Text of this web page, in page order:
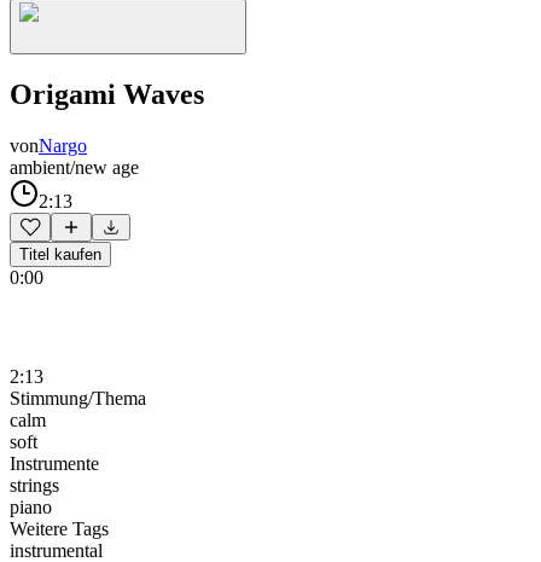
Origami Waves
vonNargo
ambient/new age
2:13
Titel kaufen
0:00
2:13
Stimmung/Thema
calm
soft
Instrumente
strings
piano
Weitere Tags
instrumental